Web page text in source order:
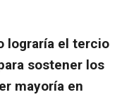
lograría el tercio
sostener los
mayoría en